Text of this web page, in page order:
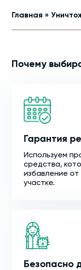
Главная »
Почему
Гарантия
Используем
средства,
избавление
участке.
Безопасно